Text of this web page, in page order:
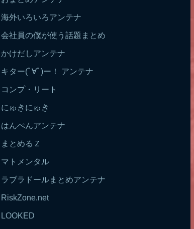
海外いろいろアンテナ
会社員の僕が使う話題まとめ
かけだしアンテナ
キター(ﾟ∀ﾟ)ー！ アンテナ
コンプ・リート
にゅきにゅき
はんぺんアンテナ
まとめるＺ
マトメンタル
ラブラドールまとめアンテナ
RiskZone.net
LOOKED